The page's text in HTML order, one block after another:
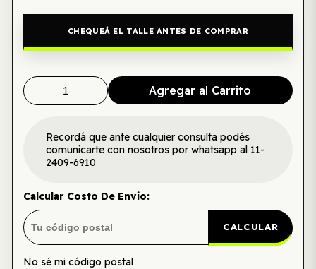
CHEQUEÁ EL TALLE ANTES DE COMPRAR
Agregar al Carrito
Recordá que ante cualquier consulta podés
comunicarte con nosotros por whatsapp al 11-
2409-6910
Calcular Costo De Envío:
CALCULAR
No sé mi código postal